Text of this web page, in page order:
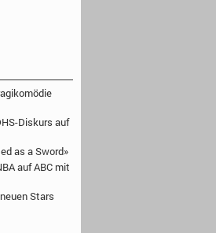
Diskurs auf
as a Sword»
auf ABC mit
Stars